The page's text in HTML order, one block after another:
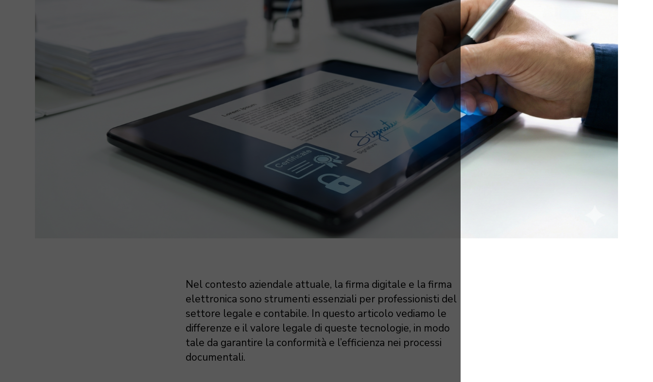
Nel contesto aziendale attuale, la firma digitale e la firma
elettronica sono strumenti essenziali per professionisti del
settore legale e contabile. In questo articolo vediamo le
differenze e il valore legale di queste tecnologie, in modo
tale da garantire la conformità e l’efficienza nei processi
documentali.